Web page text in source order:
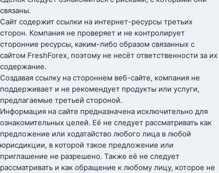
связаны.
Сайт содержит ссылки на интернет-ресурсы третьих
сторон. Компания не проверяет и не контролирует
сторонние ресурсы, каким-либо образом связанных с
сайтом FreshForex, поэтому не несёт ответственности за их
содержание.
Создавая ссылку на стороннем веб-сайте, компания не
поддерживает и не рекомендует продукты или услуги,
предлагаемые третьей стороной.
Информация на сайте предназначена исключительно для
ознакомительных целей. Её не следует рассматривать как
предложение или ходатайство любого лица в любой
юрисдикции, в которой такое предложение или
приглашение не разрешено. Также её не следует
рассматривать и как обращение к любому лицу, которое не